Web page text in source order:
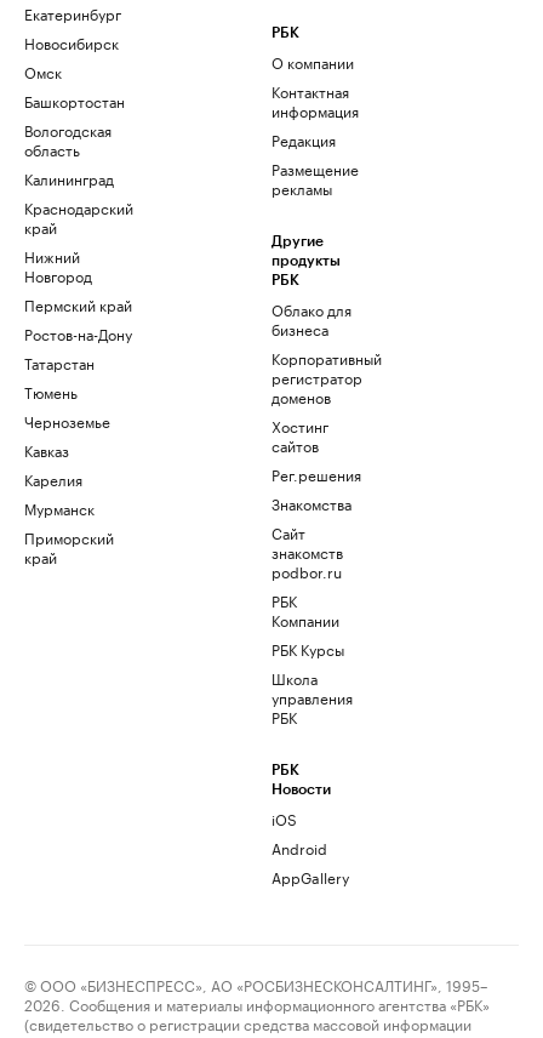
Екатеринбург
Новосибирск
Омск
Башкортостан
Вологодская
область
Калининград
Краснодарский
край
Нижний
Новгород
Пермский край
Ростов-на-Дону
Татарстан
Тюмень
Черноземье
Кавказ
Карелия
Мурманск
Приморский
край
РБК
О компании
Контактная
информация
Редакция
Размещение
рекламы
Другие
продукты
РБК
Облако для
бизнеса
Корпоративный
регистратор
доменов
Хостинг
сайтов
Рег.решения
Знакомства
Сайт
знакомств
podbor.ru
РБК
Компании
РБК Курсы
Школа
управления
РБК
РБК
Новости
iOS
Android
AppGallery
© ООО «БИЗНЕСПРЕСС», АО «РОСБИЗНЕСКОНСАЛТИНГ», 1995–
2026. Сообщения и материалы информационного агентства «РБК»
(свидетельство о регистрации средства массовой информации